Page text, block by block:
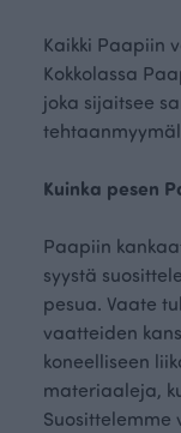
Kaikki Paapiin
Kokkolassa
joka sijaitsee
Kuinka pesen
Paapiin
syystä
pesua. Vaate
vaatteiden
koneelliseen
materiaaleja,